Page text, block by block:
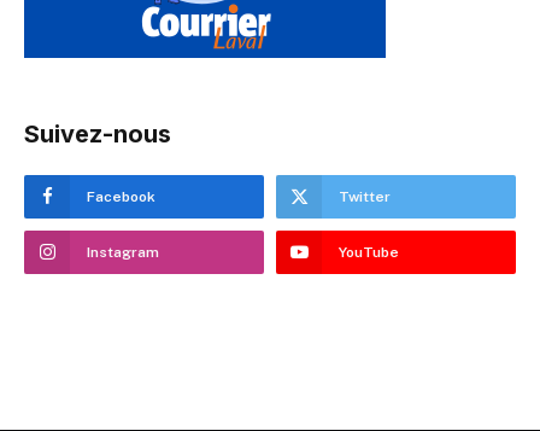
Suivez-nous
Facebook Twitter
Instagram YouTube